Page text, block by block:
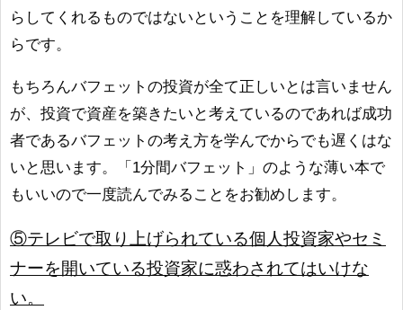
らしてくれるものではないということを理解しているか
らです。
もちろんバフェットの投資が全て正しいとは言いません
が、投資で資産を築きたいと考えているのであれば成功
者であるバフェットの考え方を学んでからでも遅くはな
いと思います。「1分間バフェット」のような薄い本で
もいいので一度読んでみることをお勧めします。
⑤テレビで取り上げられている個人投資家やセミ
ナーを開いている投資家に惑わされてはいけな
い。